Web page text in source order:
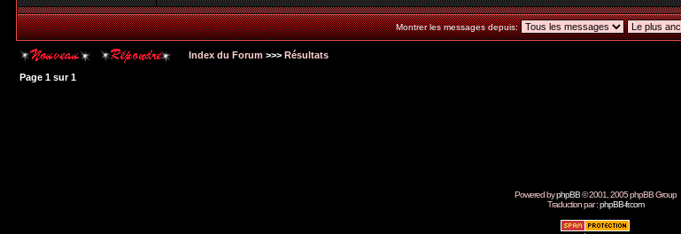
Montrer les messages depuis:
Index du Forum >>> Résultats
Page 1 sur1
Powered byphpBB© 2001, 2005 phpBB Group
Traduction par :phpBB-fr.com